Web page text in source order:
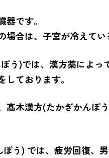
です。
場合は、子宮が冷えてい
う)では、漢方薬によっ
ております。
髙木漢方(たかぎかんぽ
う) では、疲労回復、